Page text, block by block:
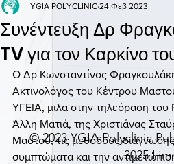
Συνέντευξη Δρ
TV για τον Καρκίνο
YGIA POLYCLINIC 24 Φεβ 2023
Ο Δρ Κωνσταντίνος
Ακτινολόγος του Κέντρου
ΥΓΕΙΑ, μιλα στην τηλεόραση
Άλλη Ματιά, της Χριστιάνας
Μαστού, τις μεθόδους
συμπτώματα και την
© 2023 YGIA Polyclinic
3025